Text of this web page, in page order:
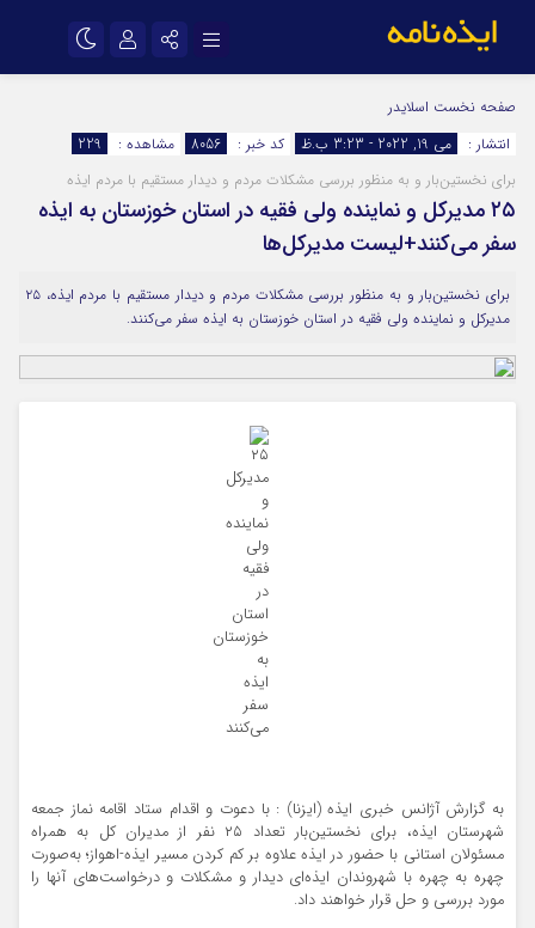
اینستاگرام
سروش
ایتا
آپارات
اپلیکیشن رمز عبور
مرا به خاطر بسپار
صفحه نخست اسلایدر
انتشار :
می 19, 2022 - 3:23 ب.ظ کد خبر : 8056 مشاهده :
229
برای نخستین‌بار و به منظور بررسی مشکلات مردم و دیدار مستقیم با مردم ایذه
۲۵ مدیرکل و نماینده ولی فقیه در استان خوزستان به ایذه
سفر می‌کنند+لیست مدیرکل‌ها
برای نخستین‌بار و به منظور بررسی مشکلات مردم و دیدار مستقیم با مردم ایذه، ۲۵
مدیرکل و نماینده ولی فقیه در استان خوزستان به ایذه سفر می‌کنند.
به گزارش آژانس خبری ایذه (ایزنا) : با دعوت و اقدام ستاد اقامه نماز جمعه
شهرستان ایذه، برای نخستین‌بار تعداد ۲۵ نفر از مدیران کل به همراه
مسئولان استانی با حضور در ایذه علاوه بر کم کردن مسیر ایذه-اهواز؛ به‌صورت
چهره به چهره با شهروندان ایذه‌ای دیدار و مشکلات و درخواست‌های آنها را
مورد بررسی و حل قرار خواهند داد.